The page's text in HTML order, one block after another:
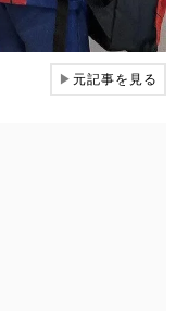
▶元記事を見る